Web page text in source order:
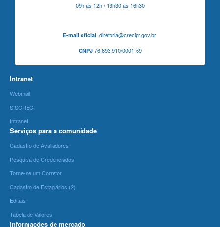
09h às 12h / 13h30 às 16h30
E-mail oficialdiretoria@crecipr.gov.br
CNPJ76.693.910/0001-69
Intranet
Webmail
SISCRECI
Intranet
Serviços para a comunidade
Cadastro de Avaliadores
Pesquisa de Credenciados
Torne-se um Corretor
Cadastro de Estagiários (2)
Editais
Tabela de Valores
Informações de mercado